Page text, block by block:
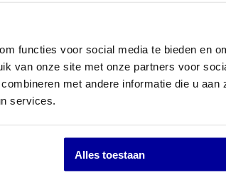
functies voor social media te bieden en
van onze site met onze partners voor
met andere informatie die u aan
services.
Alles toestaan
EX
1000+